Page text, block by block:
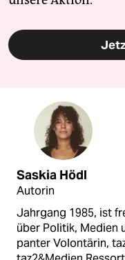
Saskia Hödl
Autorin
Jahrgang 1985, ist
über Politik, Medien
panter Volontärin,